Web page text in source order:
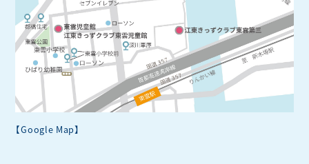
【Google Map】